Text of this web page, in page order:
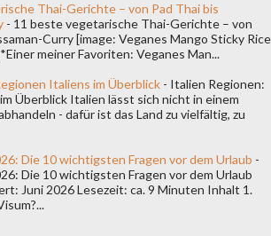
Thai-Gerichte – von Pad Thai bis
- 11 beste vegetarische Thai-Gerichte – von
Curry [image: Veganes Mango Sticky Rice
meiner Favoriten: Veganes Man...
Italiens im Überblick - Italien Regionen:
Überblick Italien lässt sich nicht in einem
- dafür ist das Land zu vielfältig, zu
Die 10 wichtigsten Fragen vor dem Urlaub -
Die 10 wichtigsten Fragen vor dem Urlaub
Juni 2026 Lesezeit: ca. 9 Minuten Inhalt 1.